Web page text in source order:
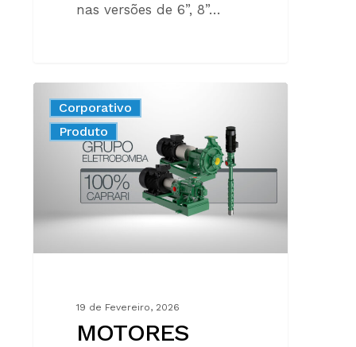
nas versões de 6”, 8”…
100%
ELÉTRICOS:
CAPRARI
PROTAGONISTA
Corporativo
New
Produto
19 de Fevereiro, 2026
MOTORES